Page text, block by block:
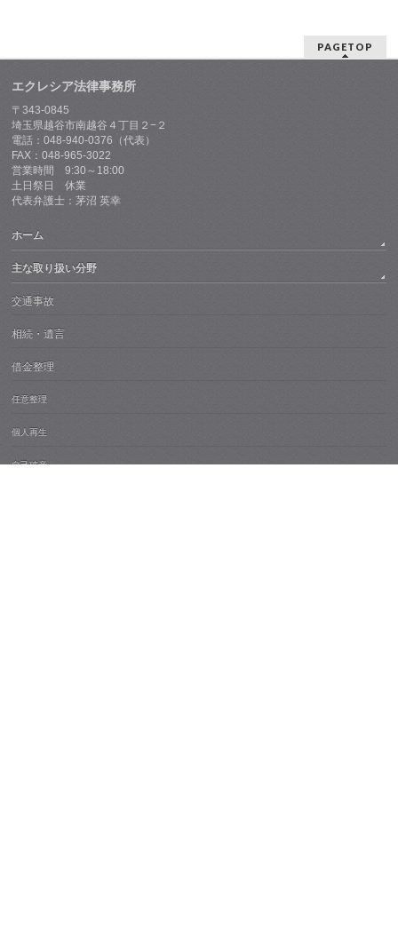
PAGETOP
エクレシア法律事務所
〒343-0845
埼玉県越谷市南越谷４丁目２−２
電話：048-940-0376（代表）
FAX：048-965-3022
営業時間 9:30～18:00
土日祭日 休業
代表弁護士：茅沼 英幸
ホーム
主な取り扱い分野
交通事故
相続・遺言
借金整理
任意整理
個人再生
自己破産